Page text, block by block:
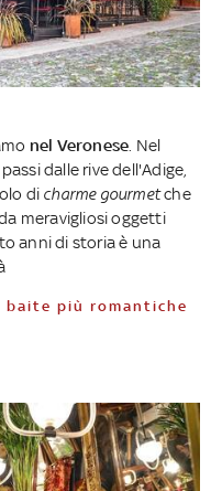
nel Veronese . Nel
dalle rive dell'Adige,
di charme gourmetche
meravigliosi oggetti
anni di storia è una